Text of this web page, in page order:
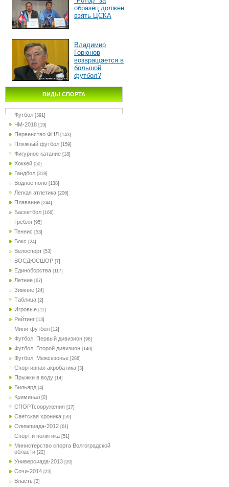
образец должен
взять ЦСКА
Владимир
Горюнов
возвращается в
большой
футбол?
ВИДЫ СПОРТА
Футбол [391]
ЧМ-2018 [19]
Первенство ФНЛ [143]
Пляжный футбол [159]
Фигурное катание [18]
Хоккей [50]
Гандбол [318]
Водное поло [138]
Легкая атлетика [206]
Плавание [244]
Баскетбол [166]
Гребля [95]
Теннис [53]
Бокс [24]
Велоспорт [53]
ВОСДЮСШОР [7]
Единоборства [117]
Летние [67]
Зимние [24]
Таблица [2]
Игровые [11]
Рейтинг [13]
Мини-футбол [12]
Футбол. Первый дивизион [96]
Футбол. Второй дивизион [140]
Футбол. Межсезонье [286]
Спортивная акробатика [3]
Прыжки в воду [14]
Бильярд [4]
Криминал [0]
СПОРТсооружения [17]
Светская хроника [59]
Олимпиада-2012 [61]
Спорт и политика [51]
Министерство спорта Волгоградской
области [22]
Универсиада-2013 [20]
Сочи-2014 [23]
Власть [2]